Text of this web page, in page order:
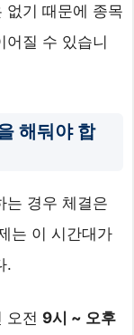
없기 때문에 종목
어질 수 있습니
해둬야 합
는 경우 체결은
는 이 시간대가
.
오전 9시 ~ 오후